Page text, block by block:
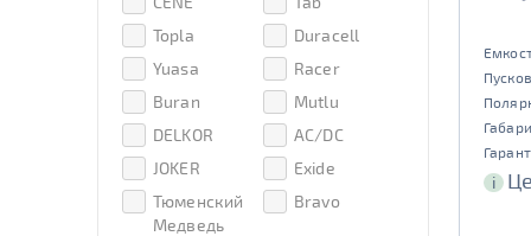
Аком
Аком
Reaktor
АКОМ ЗИМА
Topla
Duracell
Yuasa
Racer
Buran
Mutlu
DELKOR
AC/DC
JOKER
Exide
Тюменский
Медведь
Bravo
i